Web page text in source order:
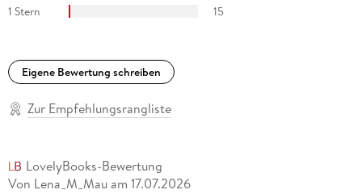
Doris Knecht
»Kein Buch habe ich 2023 gieriger gelesen. «
Lena Karger, WELT AM SONNTAG
und Freiheit. «
Claudia Panster, HANDELSBLATT
1 Stern
15
Eigene Bewertung schreiben
Zur Empfehlungsrangliste
LovelyBooks-Bewertung
Von Lena_M_Mau am 17.07.2026